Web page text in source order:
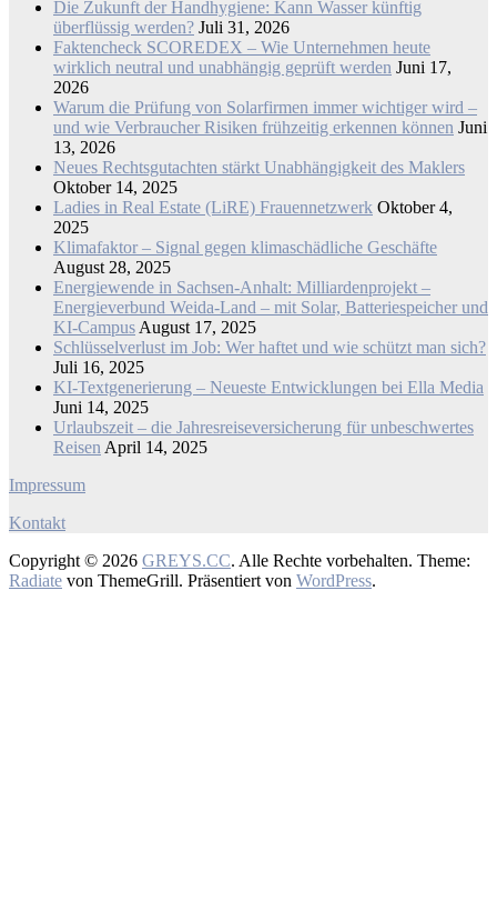
Die Zukunft der Handhygiene: Kann Wasser künftig
überflüssig werden? Juli 31, 2026
Faktencheck SCOREDEX – Wie Unternehmen heute
wirklich neutral und unabhängig geprüft werden Juni 17,
2026
Warum die Prüfung von Solarfirmen immer wichtiger wird –
und wie Verbraucher Risiken frühzeitig erkennen können Juni
13, 2026
Neues Rechtsgutachten stärkt Unabhängigkeit des Maklers
Oktober 14, 2025
Ladies in Real Estate (LiRE) Frauennetzwerk Oktober 4,
2025
Klimafaktor – Signal gegen klimaschädliche Geschäfte
August 28, 2025
Energiewende in Sachsen-Anhalt: Milliardenprojekt –
Energieverbund Weida-Land – mit Solar, Batteriespeicher und
KI-Campus August 17, 2025
Schlüsselverlust im Job: Wer haftet und wie schützt man sich?
Juli 16, 2025
KI-Textgenerierung – Neueste Entwicklungen bei Ella Media
Juni 14, 2025
Urlaubszeit – die Jahresreiseversicherung für unbeschwertes
Reisen April 14, 2025
Impressum
Kontakt
Copyright © 2026 GREYS.CC. Alle Rechte vorbehalten. Theme:
Radiate von ThemeGrill. Präsentiert von WordPress.